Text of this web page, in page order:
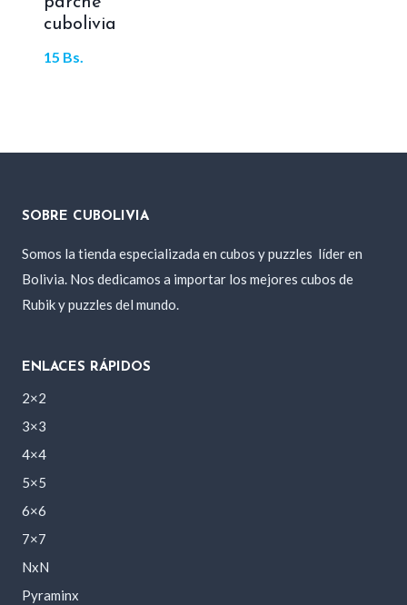
cubolivia
15 Bs.
SOBRE CUBOLIVIA
Somos la tienda especializada en cubos y puzzles líder en
Bolivia. Nos dedicamos a importar los mejores cubos de
Rubik y puzzles del mundo.
ENLACES RÁPIDOS
2×2
3×3
4×4
5×5
6×6
7×7
NxN
Pyraminx